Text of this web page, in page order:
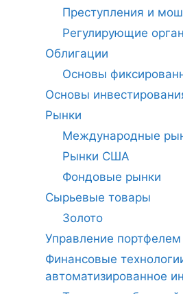
Преступления и
Регулирующие
Облигации
Основы
Основы
Рынки
Международные
Рынки США
Фондовые рынки
Сырьевые товары
Золото
Управление портфелем
Финансовые
автоматизированное